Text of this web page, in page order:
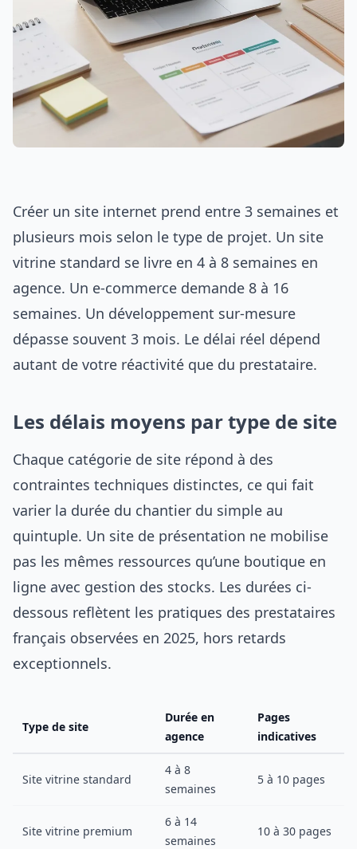
Créer un site internet prend entre 3 semaines et
plusieurs mois selon le type de projet. Un site
vitrine standard se livre en 4 à 8 semaines en
agence. Un e-commerce demande 8 à 16
semaines. Un développement sur-mesure
dépasse souvent 3 mois. Le délai réel dépend
autant de votre réactivité que du prestataire.
Les délais moyens par type de site
Chaque catégorie de site répond à des
contraintes techniques distinctes, ce qui fait
varier la durée du chantier du simple au
quintuple. Un site de présentation ne mobilise
pas les mêmes ressources qu’une boutique en
ligne avec gestion des stocks. Les durées ci-
dessous reflètent les pratiques des prestataires
français observées en 2025, hors retards
exceptionnels.
Type de site
Durée en
agence
Pages
indicatives
Site vitrine standard
4 à 8
semaines
5 à 10 pages
Site vitrine premium
6 à 14
semaines
10 à 30 pages